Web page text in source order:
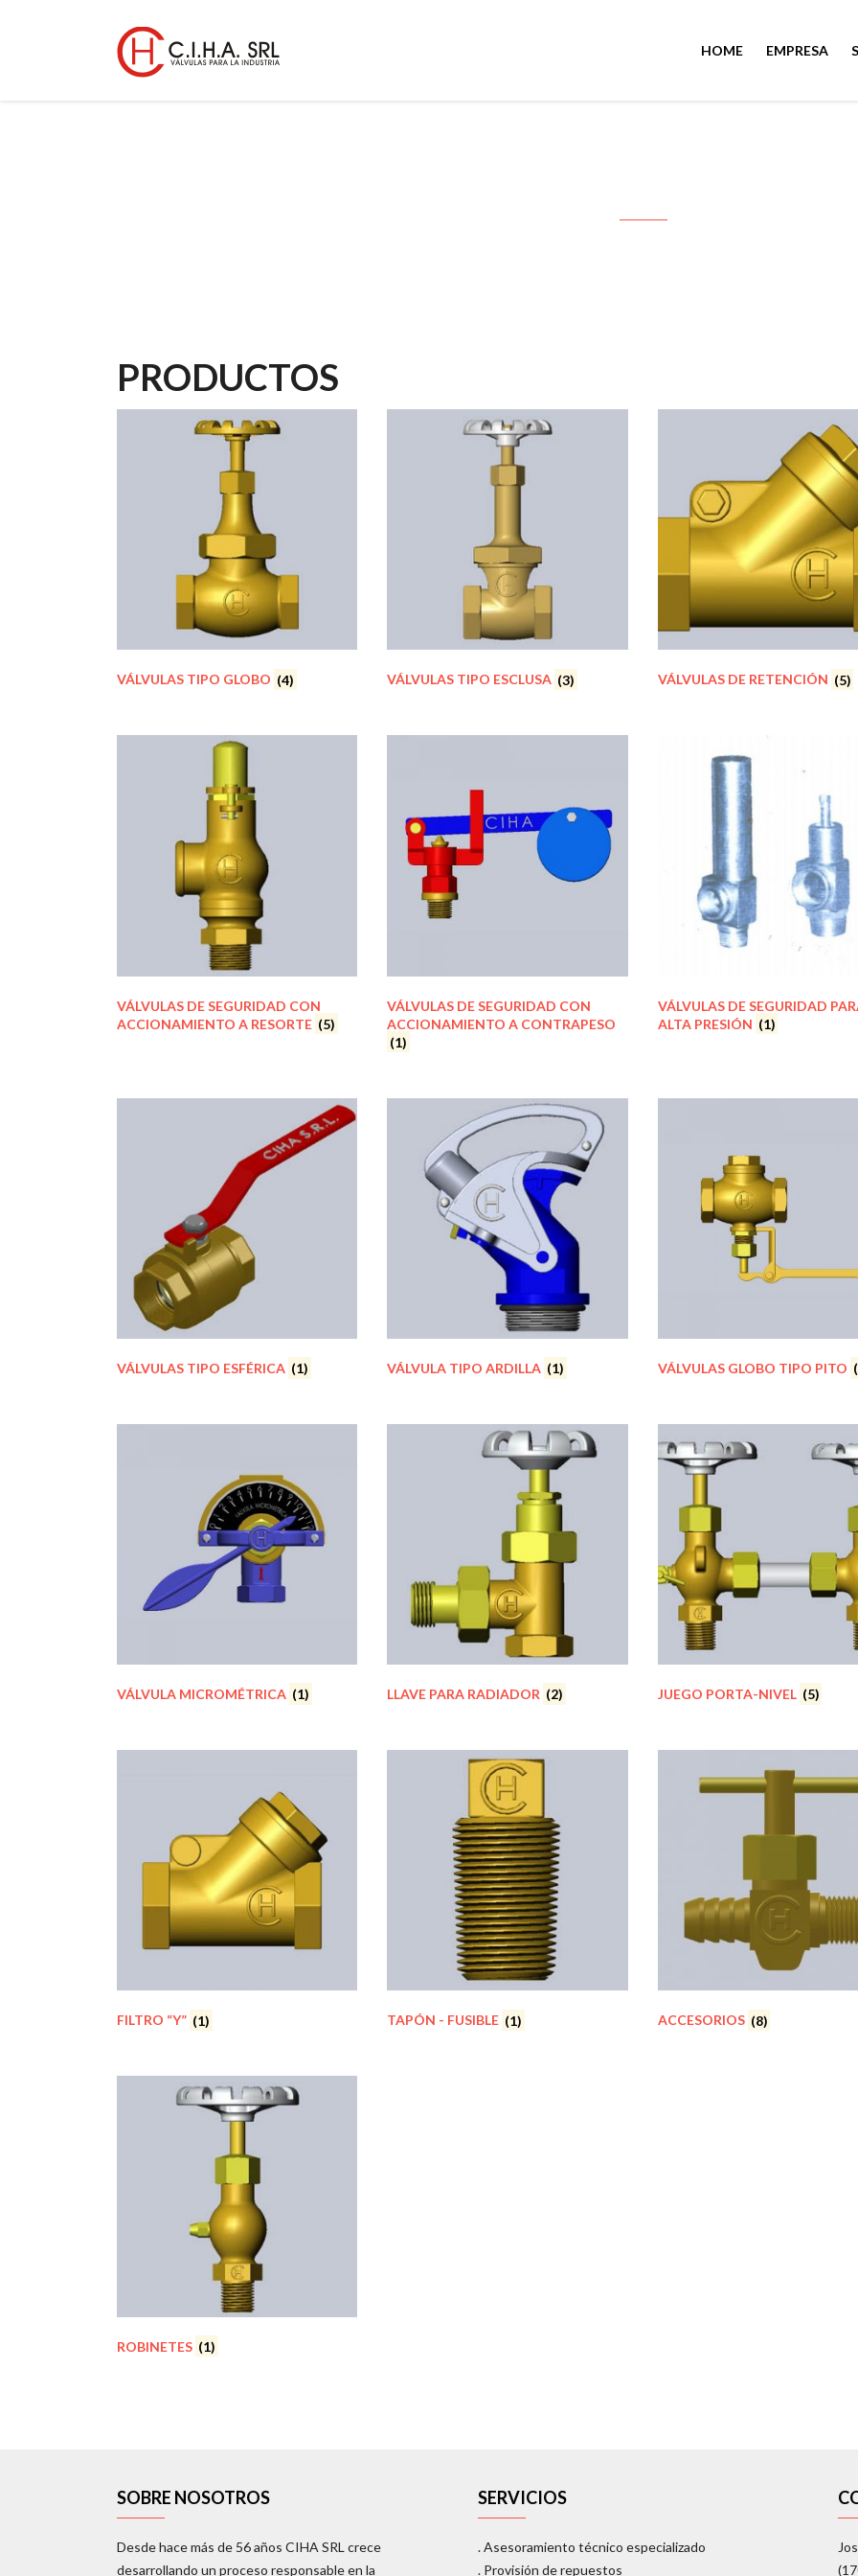
HOME EMPRESA
PRODUCTOS
VÁLVULAS TIPO GLOBO (4) VÁLVULAS TIPO ESCLUSA (3) VÁLVULAS DE RETENCIÓN (5)
VÁLVULAS DE SEGURIDAD CON
ACCIONAMIENTO A RESORTE (5)
VÁLVULAS DE SEGURIDAD CON
ACCIONAMIENTO A CONTRAPESO
(1)
VÁLVULAS DE SEGURIDAD
ALTA PRESIÓN (1)
VÁLVULAS TIPO ESFÉRICA (1) VÁLVULA TIPO ARDILLA (1) VÁLVULAS GLOBO TIPO PITO
VÁLVULA MICROMÉTRICA (1) LLAVE PARA RADIADOR (2) JUEGO PORTA-NIVEL (5)
FILTRO “Y” (1) TAPÓN - FUSIBLE (1) ACCESORIOS (8)
ROBINETES (1)
SOBRE NOSOTROS
Desde hace más de 56 años CIHA SRL crece
desarrollando un proceso responsable en la
SERVICIOS
. Asesoramiento técnico especializado
. Provisión de repuestos